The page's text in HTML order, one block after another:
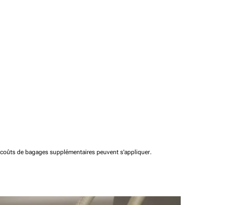
de bagages supplémentaires peuvent s'appliquer.